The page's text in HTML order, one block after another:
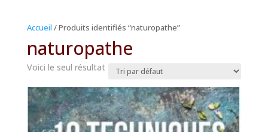
Accueil / Produits identifiés “naturopathe”
naturopathe
Voici le seul résultat